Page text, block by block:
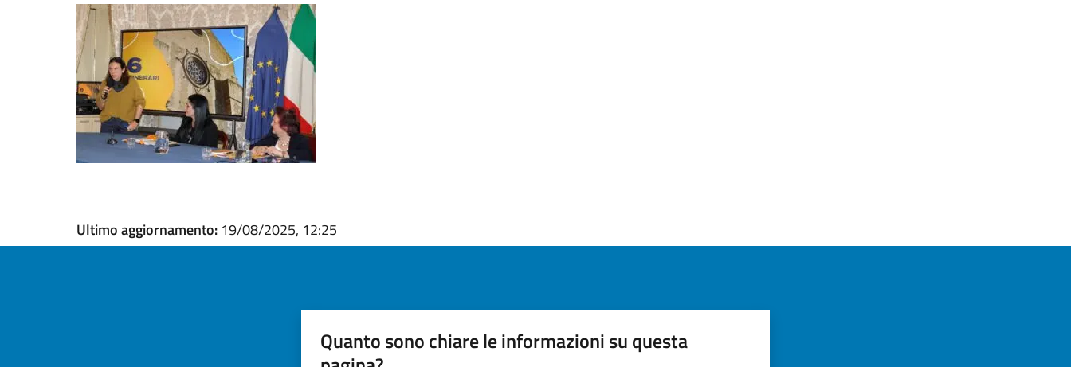
Ultimo aggiornamento: 19/08/2025, 12:25
Quanto sono chiare le informazioni su questa